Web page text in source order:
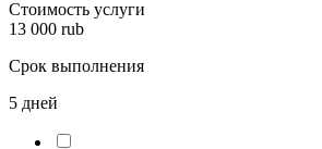
Стоимость услуги
13 000 rub
Срок выполнения
5 дней